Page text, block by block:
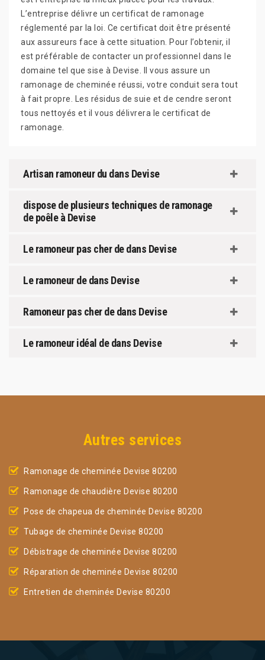
L’entreprise délivre un certificat de ramonage
réglementé par la loi. Ce certificat doit être présenté
aux assureurs face à cette situation. Pour l’obtenir, il
est préférable de contacter un professionnel dans le
domaine tel que sise à Devise. Il vous assure un
ramonage de cheminée réussi, votre conduit sera tout
à fait propre. Les résidus de suie et de cendre seront
tous nettoyés et il vous délivrera le certificat de
ramonage.
Artisan ramoneur du dans Devise
dispose de plusieurs techniques de ramonage
de poêle à Devise
Le ramoneur pas cher de dans Devise
Le ramoneur de dans Devise
Ramoneur pas cher de dans Devise
Le ramoneur idéal de dans Devise
Autres services
Ramonage de cheminée Devise 80200
Ramonage de chaudière Devise 80200
Pose de chapeua de cheminée Devise 80200
Tubage de cheminée Devise 80200
Débistrage de cheminée Devise 80200
Réparation de cheminée Devise 80200
Entretien de cheminée Devise 80200